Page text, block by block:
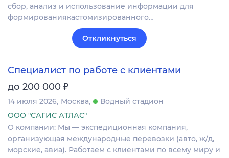
сбор, анализ и использование информации для
формированиякастомизированного…
Откликнуться
Специалист по работе с клиентами
до 200 000 ₽
14 июля 2026 Москва
Водный стадион
ООО "САГИС АТЛАС"
О компании: Мы — экспедиционная компания,
организующая международные перевозки (авто, ж/д,
морские, авиа). Работаем с клиентами по всему миру и